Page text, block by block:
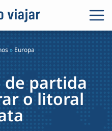
» Europa
partida
o litoral